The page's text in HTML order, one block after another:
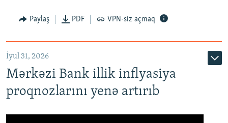
Paylaş PDF VPN-siz açmaq
İyul 31, 2026
Mərkəzi Bank illik inflyasiya
proqnozlarını yenə artırıb